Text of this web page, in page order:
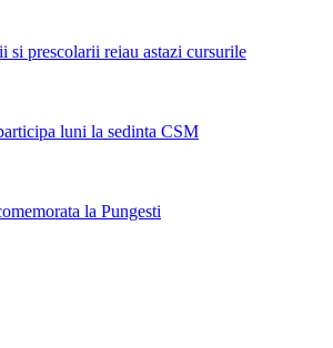
si prescolarii reiau astazi cursurile
luni la sedinta CSM
la Pungesti